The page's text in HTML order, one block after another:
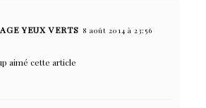
YEUX VERTS 8 août 2014 à 23:56
aimé cette article